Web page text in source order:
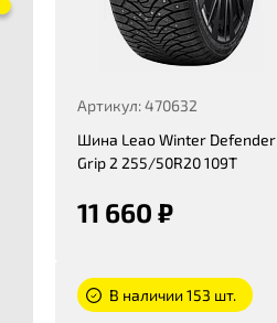
Артикул: 470632
Шина Leao Winter Defender
Grip 2 255/50R20 109T
11 660 ₽
В наличии 153 шт.